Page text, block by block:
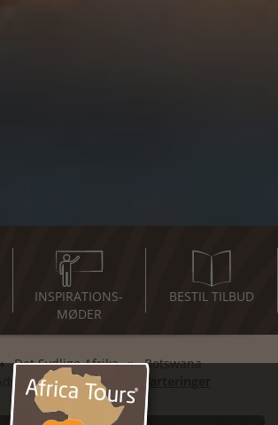
INSPIRATIONS-
MØDER
BESTIL TILBUD
Det Sydlige Afrika
Botswana
2026
Indkvarteringer